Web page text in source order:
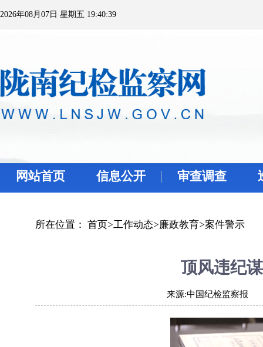
2026年08月07日 星期五 19:40:39
网站首页 信息公开 审查调查
所在位置： 首页>工作动态>廉政教育>案件警示
顶风违纪
来源:中国纪检监察报